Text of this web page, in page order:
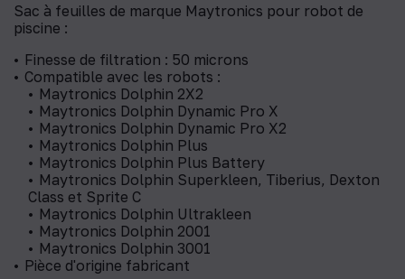
Sac à feuilles de marque Maytronics pour robot de
piscine :
Finesse de filtration : 50 microns
Compatible avec les robots :
Maytronics Dolphin 2X2
Maytronics Dolphin Dynamic Pro X
Maytronics Dolphin Dynamic Pro X2
Maytronics Dolphin Plus
Maytronics Dolphin Plus Battery
Maytronics Dolphin Superkleen, Tiberius, Dexton
Class et Sprite C
Maytronics Dolphin Ultrakleen
Maytronics Dolphin 2001
Maytronics Dolphin 3001
Pièce d'origine fabricant